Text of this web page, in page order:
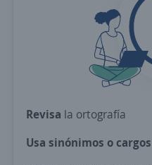
Revisa la ortografía
Usa sinónimos o cargos